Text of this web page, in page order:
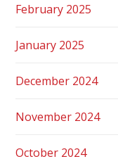
February 2025
January 2025
December 2024
November 2024
October 2024